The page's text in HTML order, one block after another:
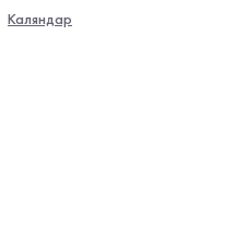
Каляндар